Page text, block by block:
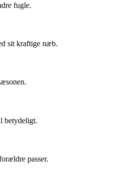
fugle.
sit kraftige næb.
betydeligt.
passer.